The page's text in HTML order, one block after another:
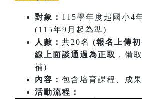
對象： 115學年度起國小4
(115年9月起為準)
人數： 共20名 (報名上傳
線上面談通過為正取 ，備
補)
內容： 包含培育課程、成
活動流程：